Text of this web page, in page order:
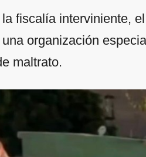
fiscalía interviniente,
organización
maltrato.